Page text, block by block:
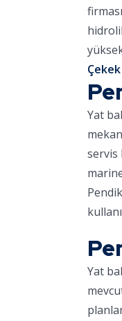
Çekek
Yat
servis
Yat